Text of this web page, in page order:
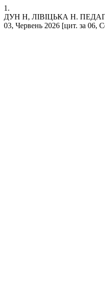
1.
ДУН Н, ЛІВІЦЬКА Н.
03, Червень 2026 [цит. за 06,